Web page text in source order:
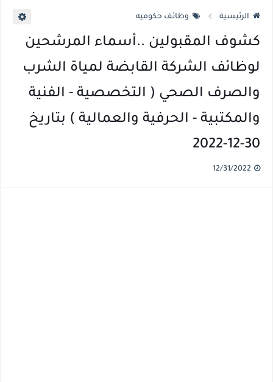
الرئيسية وظائف حكوميه
كشوف المقبولين ..أسماء المرشحين
لوظائف الشركة القابضة لمياة الشرب
والصرف الصحي ( التخصصية - الفنية
والمكتبية - الحرفية والعمالية ) بتاريخ
30-12-2022